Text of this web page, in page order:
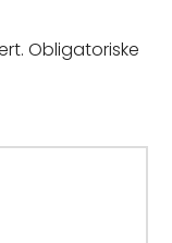
Obligatoriske